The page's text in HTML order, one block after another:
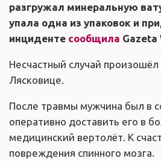
разгружал минеральную
упала одна из упаковок и
инциденте сообщила Gazeta
Несчастный случай произошёл
Лясковице.
После травмы мужчина был в
оперативно доставить его в
медицинский вертолёт. К
повреждения спинного мозга.